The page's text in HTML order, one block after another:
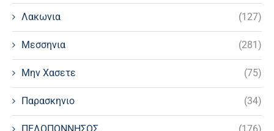
Λακωνια (127)
Μεσσηνια (281)
Μην Χασετε (75)
Παρασκηνιο (34)
ΠΕΛΟΠΟΝΝΗΣΟΣ (176)